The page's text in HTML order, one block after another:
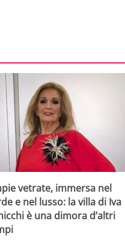
vetrate, immersa nel
e nel lusso: la villa di Iva
è una dimora d’altri